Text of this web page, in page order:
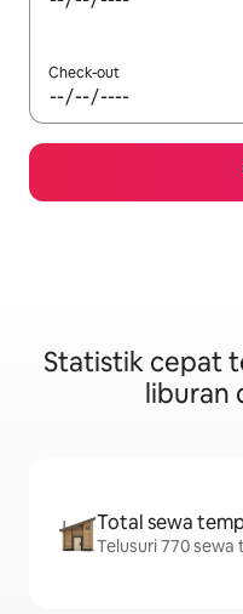
Check-out
Statistik cepat
liburan
Total sewa
Telusuri 770